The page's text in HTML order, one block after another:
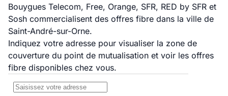
Bouygues Telecom, Free, Orange, SFR, RED by SFR et
Sosh commercialisent des offres fibre dans la ville de
Saint-André-sur-Orne.
Indiquez votre adresse pour visualiser la zone de
couverture du point de mutualisation et voir les offres
fibre disponibles chez vous.